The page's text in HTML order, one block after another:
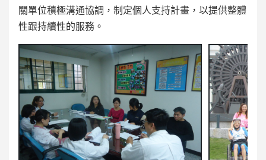
關單位積極溝通協調，制定個人支持計畫，以提供整體
性跟持續性的服務。